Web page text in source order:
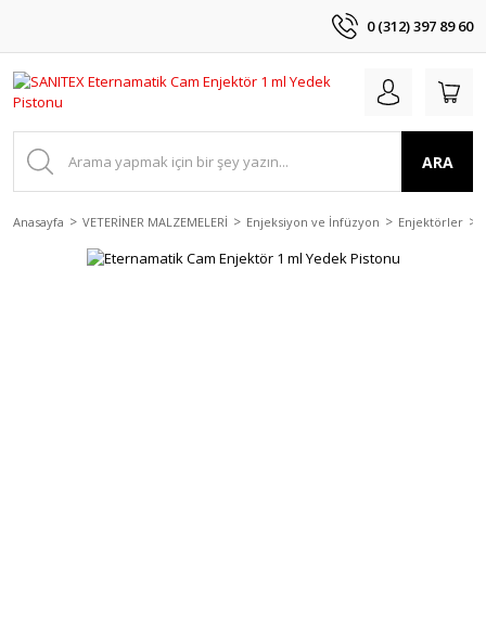
0 (312) 397 89 60
ARA
Anasayfa VETERİNER MALZEMELERİ Enjeksiyon ve İnfüzyon Enjektörler